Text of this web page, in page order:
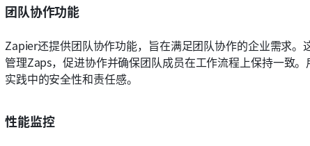
团队协作功能
Zapier还提供团队协作功能，旨在满足团队协作的企业需求
管理Zaps，促进协作并确保团队成员在工作流程上保持一致
实践中的安全性和责任感。
性能监控